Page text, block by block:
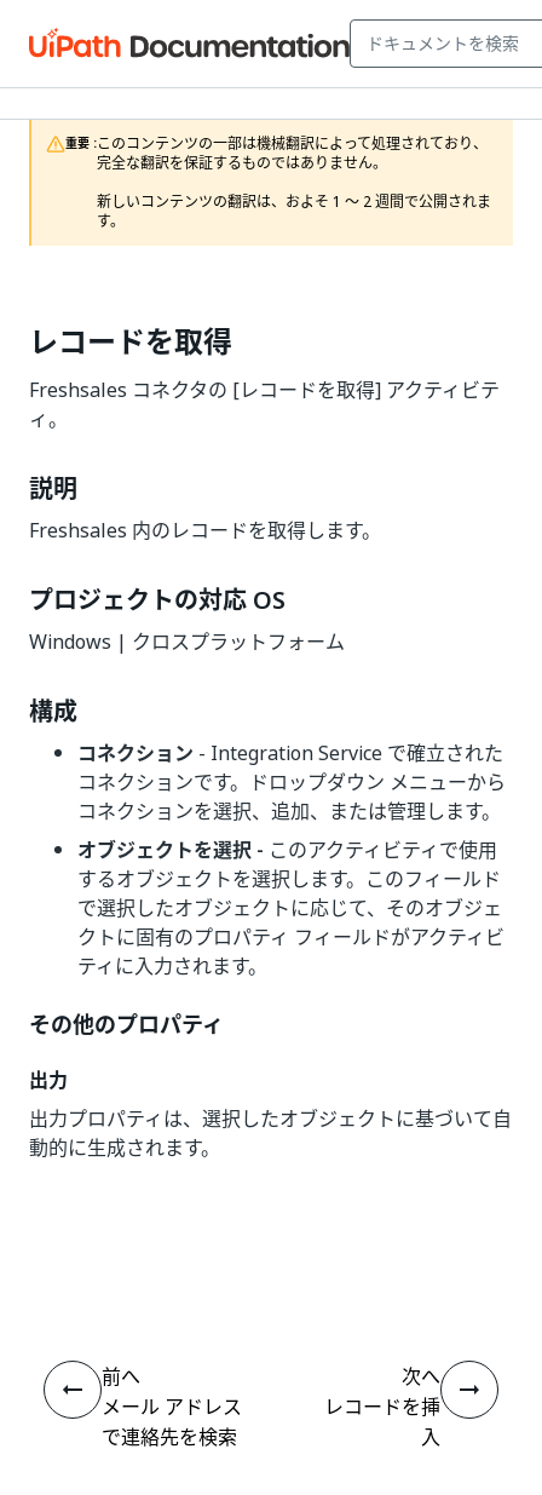
重要 :このコンテンツの一部は機械翻訳によって処理されており、
完全な翻訳を保証するものではありません。
新しいコンテンツの翻訳は、およそ 1 ～ 2 週間で公開されま
す。
レコードを取得
Freshsales コネクタの [レコードを取得] アクティビテ
ィ。
説明
Freshsales 内のレコードを取得します。
プロジェクトの対応 OS
Windows | クロスプラットフォーム
構成
コネクション - Integration Service で確立された
コネクションです。ドロップダウン メニューから
コネクションを選択、追加、または管理します。
オブジェクトを選択 - このアクティビティで使用
するオブジェクトを選択します。このフィールド
で選択したオブジェクトに応じて、そのオブジェ
クトに固有のプロパティ フィールドがアクティビ
ティに入力されます。
その他のプロパティ
出力
出力プロパティは、選択したオブジェクトに基づいて自
動的に生成されます。
前へ
メール アドレス
で連絡先を検索
次へ
レコードを挿
入